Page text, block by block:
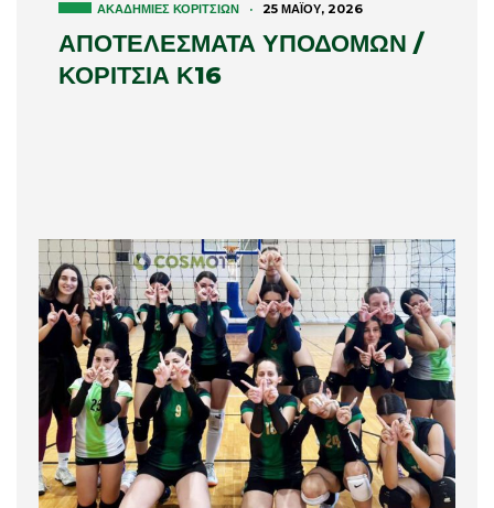
ΑΚΑΔΗΜΊΕΣ ΚΟΡΙΤΣΙΏΝ · 25 ΜΑΪ́ΟΥ, 2026
ΑΠΟΤΕΛΕΣΜΑΤΑ ΥΠΟΔΟΜΩΝ /
ΚΟΡΙΤΣΙΑ Κ16